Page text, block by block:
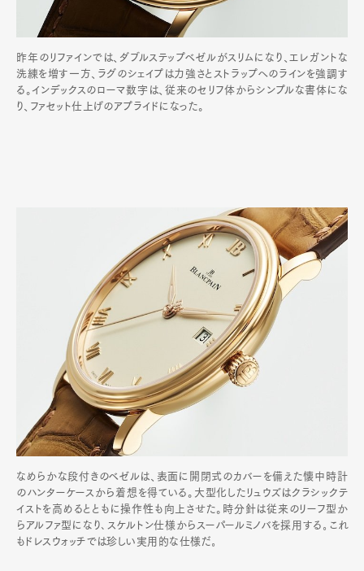
昨年のリファインでは、ダブルステップベゼルがスリムになり、エレガントな
洗練を増す一方、ラグのシェイプは力強さとストラップへのラインを強調す
る。インデックスのローマ数字は、従来のセリフ体からシンプルな書体にな
り、ファセット仕上げのアプライドになった。
なめらかな段付きのベゼルは、表面に開閉式のカバーを備えた懐中時計
のハンターケースから着想を得ている。大型化したリュウズはクラシックテ
イストを高めるとともに操作性も向上させた。時分針は従来のリーフ型か
らアルファ型になり､スケルトン仕様からスーパールミノバを採用する｡これ
もドレスウォッチでは珍しい実用的な仕様だ｡